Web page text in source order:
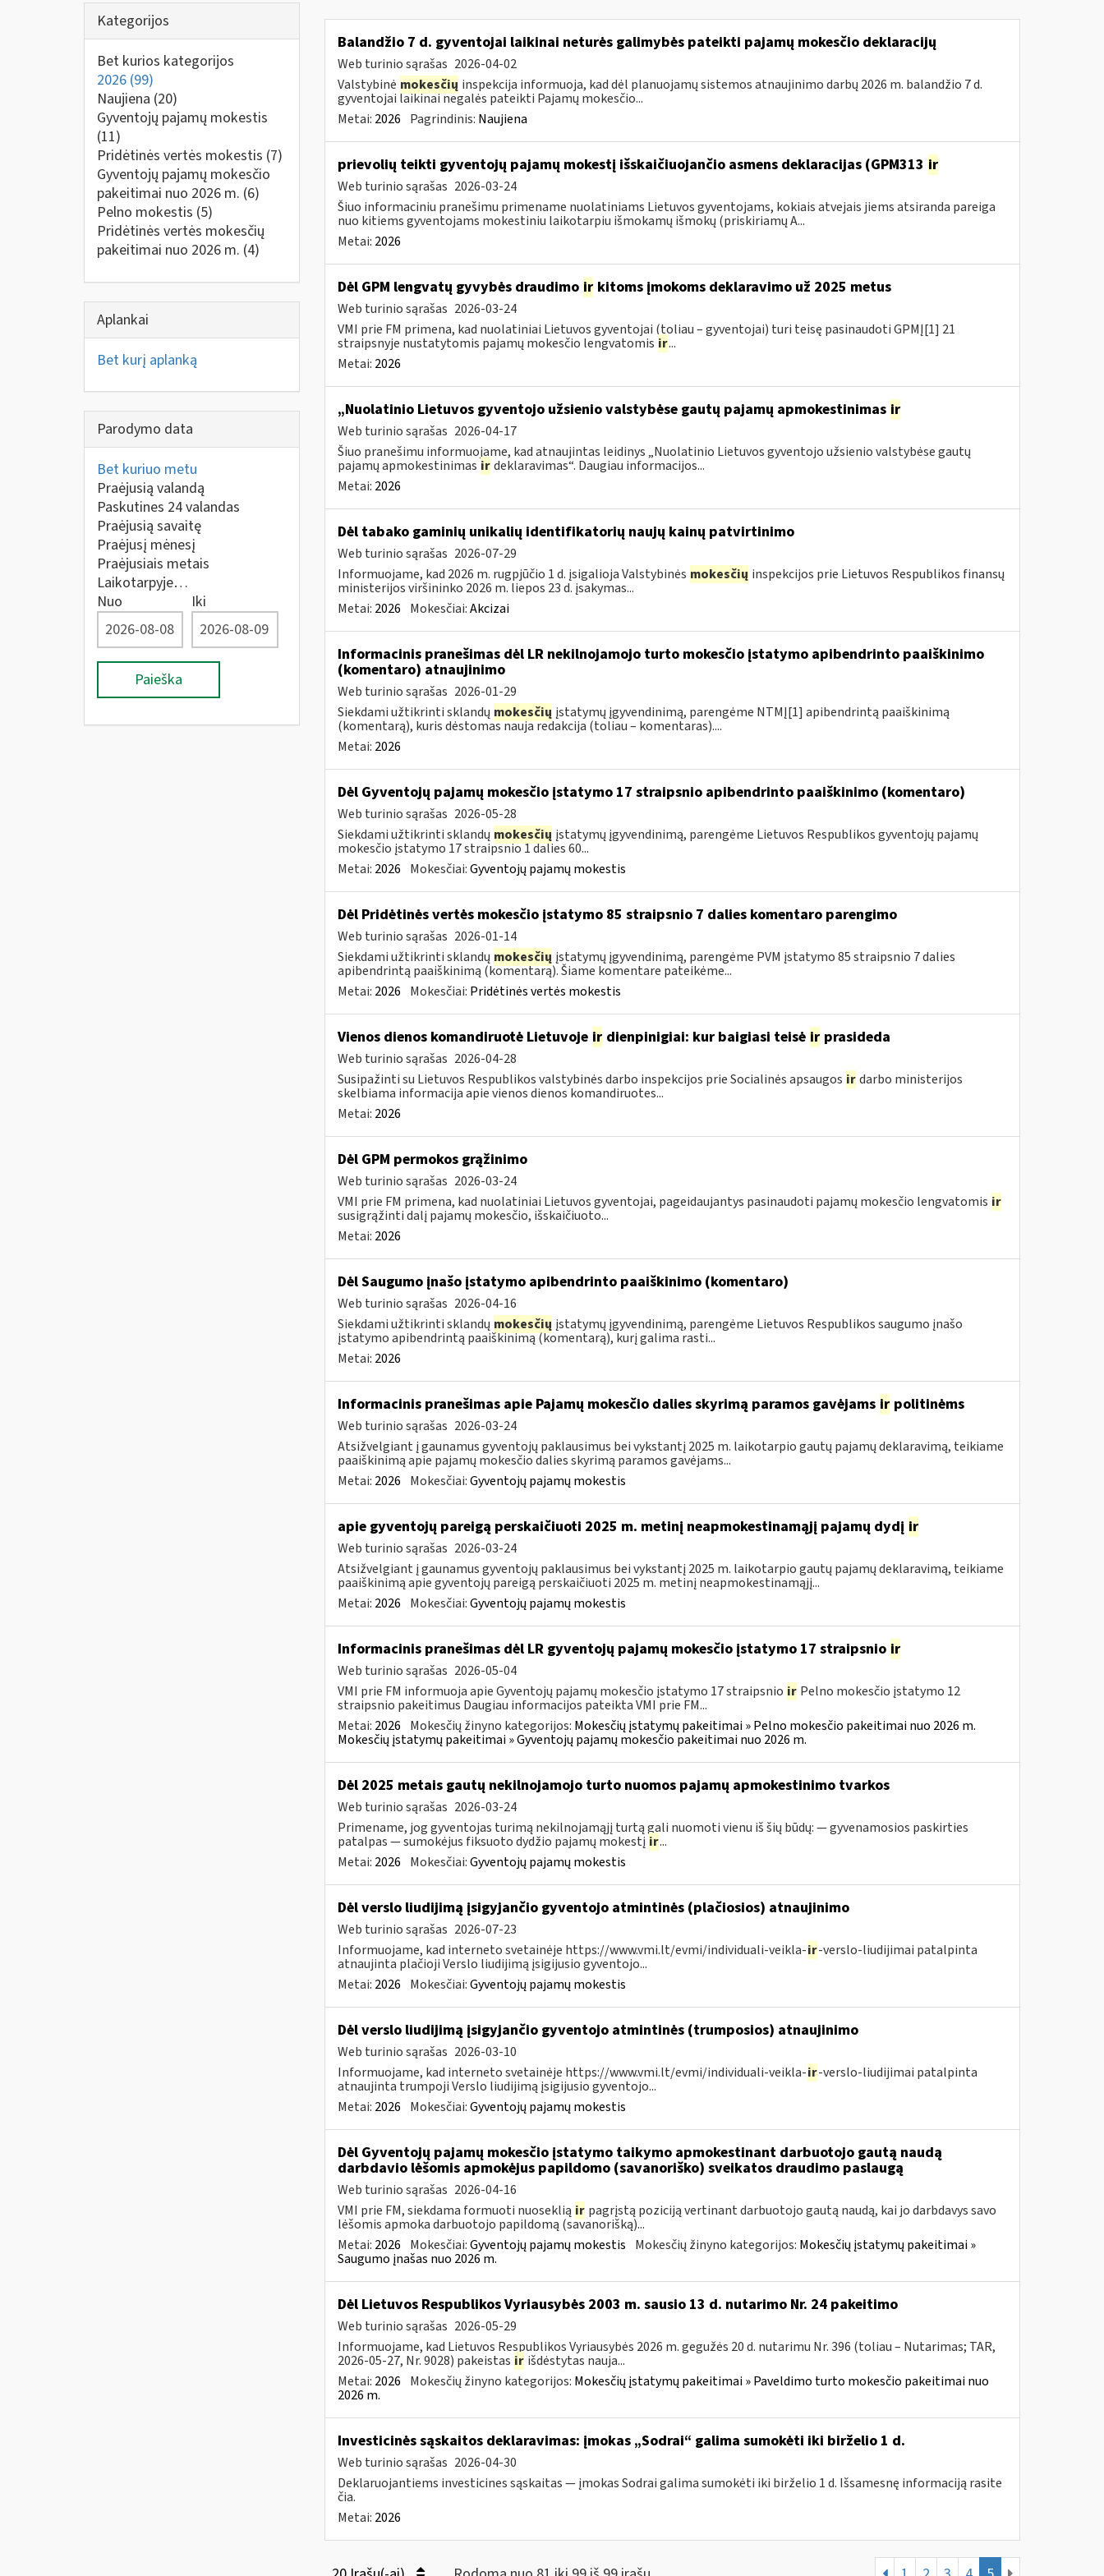
Kategorijos
Bet kurios kategorijos
2026 (99)
Naujiena (20)
Gyventojų pajamų mokestis
(11)
Pridėtinės vertės mokestis (7)
Gyventojų pajamų mokesčio
pakeitimai nuo 2026 m. (6)
Pelno mokestis (5)
Pridėtinės vertės mokesčių
pakeitimai nuo 2026 m. (4)
Aplankai
Bet kurį aplanką
Parodymo data
Bet kuriuo metu
Praėjusią valandą
Paskutines 24 valandas
Praėjusią savaitę
Praėjusį mėnesį
Praėjusiais metais
Laikotarpyje…
Nuo
Iki
Paieška
Balandžio 7 d. gyventojai laikinai neturės galimybės pateikti pajamų mokesčio deklaracijų
Web turinio sąrašas 2026-04-02
Valstybinė mokesčių inspekcija informuoja, kad dėl planuojamų sistemos atnaujinimo darbų 2026 m. balandžio 7 d.
gyventojai laikinai negalės pateikti Pajamų mokesčio...
Metai: 2026 Pagrindinis: Naujiena
prievolių teikti gyventojų pajamų mokestį išskaičiuojančio asmens deklaracijas (GPM313 ir
Web turinio sąrašas 2026-03-24
Šiuo informaciniu pranešimu primename nuolatiniams Lietuvos gyventojams, kokiais atvejais jiems atsiranda pareiga
nuo kitiems gyventojams mokestiniu laikotarpiu išmokamų išmokų (priskiriamų A...
Metai: 2026
Dėl GPM lengvatų gyvybės draudimo irkitoms įmokoms deklaravimo už 2025 metus
Web turinio sąrašas 2026-03-24
VMI prie FM primena, kad nuolatiniai Lietuvos gyventojai (toliau – gyventojai) turi teisę pasinaudoti GPMĮ[1] 21
straipsnyje nustatytomis pajamų mokesčio lengvatomis ir...
Metai: 2026
„Nuolatinio Lietuvos gyventojo užsienio valstybėse gautų pajamų apmokestinimas ir
Web turinio sąrašas 2026-04-17
Šiuo pranešimu informuojame, kad atnaujintas leidinys „Nuolatinio Lietuvos gyventojo užsienio valstybėse gautų
pajamų apmokestinimas ir deklaravimas“. Daugiau informacijos...
Metai: 2026
Dėl tabako gaminių unikalių identifikatorių naujų kainų patvirtinimo
Web turinio sąrašas 2026-07-29
Informuojame, kad 2026 m. rugpjūčio 1 d. įsigalioja Valstybinės mokesčių inspekcijos prie Lietuvos Respublikos finansų
ministerijos viršininko 2026 m. liepos 23 d. įsakymas...
Metai: 2026 Mokesčiai:Akcizai
Informacinis pranešimas dėl LR nekilnojamojo turto mokesčio įstatymo apibendrinto paaiškinimo
(komentaro) atnaujinimo
Web turinio sąrašas 2026-01-29
Siekdami užtikrinti sklandų mokesčių įstatymų įgyvendinimą, parengėme NTMĮ[1] apibendrintą paaiškinimą
(komentarą), kuris dėstomas nauja redakcija (toliau – komentaras)....
Metai: 2026
Dėl Gyventojų pajamų mokesčio įstatymo 17 straipsnio apibendrinto paaiškinimo (komentaro)
Web turinio sąrašas 2026-05-28
Siekdami užtikrinti sklandų mokesčių įstatymų įgyvendinimą, parengėme Lietuvos Respublikos gyventojų pajamų
mokesčio įstatymo 17 straipsnio 1 dalies 60...
Metai: 2026 Mokesčiai:Gyventojų pajamų mokestis
Dėl Pridėtinės vertės mokesčio įstatymo 85 straipsnio 7 dalies komentaro parengimo
Web turinio sąrašas 2026-01-14
Siekdami užtikrinti sklandų mokesčių įstatymų įgyvendinimą, parengėme PVM įstatymo 85 straipsnio 7 dalies
apibendrintą paaiškinimą (komentarą). Šiame komentare pateikėme...
Metai: 2026 Mokesčiai: Pridėtinės vertės mokestis
Vienos dienos komandiruotė Lietuvoje irdienpinigiai: kur baigiasi teisė irprasideda
Web turinio sąrašas 2026-04-28
Susipažinti su Lietuvos Respublikos valstybinės darbo inspekcijos prie Socialinės apsaugos ir darbo ministerijos
skelbiama informacija apie vienos dienos komandiruotes...
Metai: 2026
Dėl GPM permokos grąžinimo
Web turinio sąrašas 2026-03-24
VMI prie FM primena, kad nuolatiniai Lietuvos gyventojai, pageidaujantys pasinaudoti pajamų mokesčio lengvatomis ir
susigrąžinti dalį pajamų mokesčio, išskaičiuoto...
Metai: 2026
Dėl Saugumo įnašo įstatymo apibendrinto paaiškinimo (komentaro)
Web turinio sąrašas 2026-04-16
Siekdami užtikrinti sklandų mokesčių įstatymų įgyvendinimą, parengėme Lietuvos Respublikos saugumo įnašo
įstatymo apibendrintą paaiškinimą (komentarą), kurį galima rasti...
Metai: 2026
Informacinis pranešimas apie Pajamų mokesčio dalies skyrimą paramos gavėjams irpolitinėms
Web turinio sąrašas 2026-03-24
Atsižvelgiant į gaunamus gyventojų paklausimus bei vykstantį 2025 m. laikotarpio gautų pajamų deklaravimą, teikiame
paaiškinimą apie pajamų mokesčio dalies skyrimą paramos gavėjams...
Metai: 2026 Mokesčiai:Gyventojų pajamų mokestis
apie gyventojų pareigą perskaičiuoti 2025 m. metinį neapmokestinamąjį pajamų dydį ir
Web turinio sąrašas 2026-03-24
Atsižvelgiant į gaunamus gyventojų paklausimus bei vykstantį 2025 m. laikotarpio gautų pajamų deklaravimą, teikiame
paaiškinimą apie gyventojų pareigą perskaičiuoti 2025 m. metinį neapmokestinamąjį...
Metai: 2026 Mokesčiai:Gyventojų pajamų mokestis
Informacinis pranešimas dėl LR gyventojų pajamų mokesčio įstatymo 17 straipsnio ir
Web turinio sąrašas 2026-05-04
VMI prie FM informuoja apie Gyventojų pajamų mokesčio įstatymo 17 straipsnio ir Pelno mokesčio įstatymo 12
straipsnio pakeitimus Daugiau informacijos pateikta VMI prie FM...
Metai: 2026 Mokesčių žinyno kategorijos: Mokesčių įstatymų pakeitimai » Pelno mokesčio pakeitimai nuo 2026 m.
Mokesčių įstatymų pakeitimai » Gyventojų pajamų mokesčio pakeitimai nuo 2026 m.
Dėl 2025 metais gautų nekilnojamojo turto nuomos pajamų apmokestinimo tvarkos
Web turinio sąrašas 2026-03-24
Primename, jog gyventojas turimą nekilnojamąjį turtą gali nuomoti vienu iš šių būdų: — gyvenamosios paskirties
patalpas — sumokėjus fiksuoto dydžio pajamų mokestį ir...
Metai: 2026 Mokesčiai:Gyventojų pajamų mokestis
Dėl verslo liudijimą įsigyjančio gyventojo atmintinės (plačiosios) atnaujinimo
Web turinio sąrašas 2026-07-23
Informuojame, kad interneto svetainėje https://www.vmi.lt/evmi/individuali-veikla-ir-verslo-liudijimai patalpinta
atnaujinta plačioji Verslo liudijimą įsigijusio gyventojo...
Metai: 2026 Mokesčiai:Gyventojų pajamų mokestis
Dėl verslo liudijimą įsigyjančio gyventojo atmintinės (trumposios) atnaujinimo
Web turinio sąrašas 2026-03-10
Informuojame, kad interneto svetainėje https://www.vmi.lt/evmi/individuali-veikla-ir-verslo-liudijimai patalpinta
atnaujinta trumpoji Verslo liudijimą įsigijusio gyventojo...
Metai: 2026 Mokesčiai:Gyventojų pajamų mokestis
Dėl Gyventojų pajamų mokesčio įstatymo taikymo apmokestinant darbuotojo gautą naudą
darbdavio lėšomis apmokėjus papildomo (savanoriško) sveikatos draudimo paslaugą
Web turinio sąrašas 2026-04-16
VMI prie FM, siekdama formuoti nuoseklią ir pagrįstą poziciją vertinant darbuotojo gautą naudą, kai jo darbdavys savo
lėšomis apmoka darbuotojo papildomą (savanorišką)...
Metai: 2026 Mokesčiai:Gyventojų pajamų mokestis Mokesčių žinyno kategorijos: Mokesčių įstatymų pakeitimai »
Saugumo įnašas nuo 2026 m.
Dėl Lietuvos Respublikos Vyriausybės 2003 m. sausio 13 d. nutarimo Nr. 24 pakeitimo
Web turinio sąrašas 2026-05-29
Informuojame, kad Lietuvos Respublikos Vyriausybės 2026 m. gegužės 20 d. nutarimu Nr. 396 (toliau – Nutarimas; TAR,
2026-05-27, Nr. 9028) pakeistas ir išdėstytas nauja...
Metai: 2026 Mokesčių žinyno kategorijos: Mokesčių įstatymų pakeitimai » Paveldimo turto mokesčio pakeitimai nuo
2026 m.
Investicinės sąskaitos deklaravimas: įmokas „Sodrai“ galima sumokėti iki birželio 1 d.
Web turinio sąrašas 2026-04-30
Deklaruojantiems investicines sąskaitas — įmokas Sodrai galima sumokėti iki birželio 1 d. Išsamesnę informaciją rasite
čia.
Metai: 2026